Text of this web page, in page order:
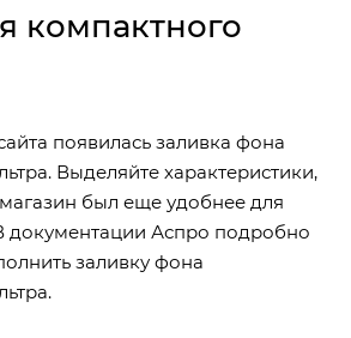
компактного
появилась заливка фона
Выделяйте характеристики,
был еще удобнее для
документации Аспро подробно
заливку фона
.